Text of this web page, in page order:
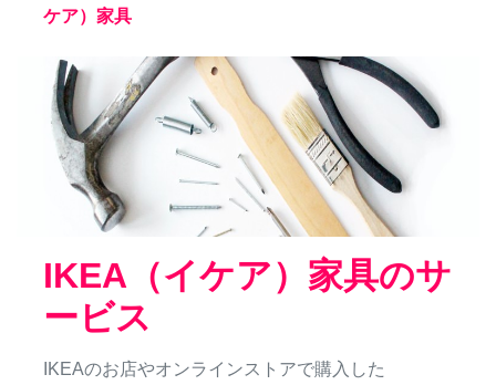
ケア）家具
IKEA（イケア）家具のサ
ービス
IKEAのお店やオンラインストアで購入した